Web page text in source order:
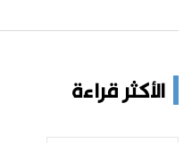
الأكثر قراءة